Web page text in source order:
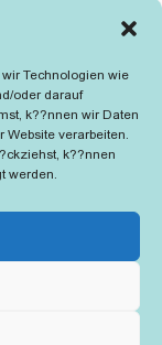
Technologien wie
oder darauf
k??nnen wir Daten
Website verarbeiten.
k??nnen
werden.
Song of the
Heide …
…